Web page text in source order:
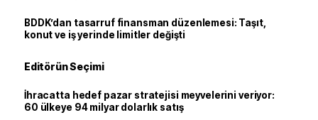
BDDK’dan tasarruf finansman düzenlemesi: Taşıt,
konut ve iş yerinde limitler değişti
Editörün Seçimi
İhracatta hedef pazar stratejisi meyvelerini veriyor:
60 ülkeye 94 milyar dolarlık satış